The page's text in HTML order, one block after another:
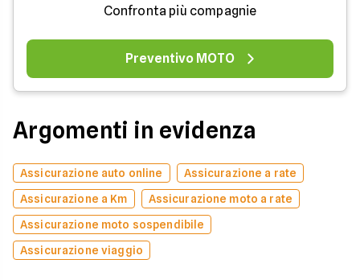
Confronta più compagnie
Preventivo MOTO
Argomenti in evidenza
Assicurazione auto online
Assicurazione a rate
Assicurazione a Km
Assicurazione moto a rate
Assicurazione moto sospendibile
Assicurazione viaggio